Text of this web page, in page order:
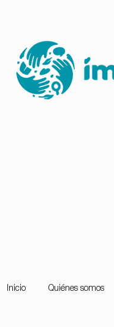
Inicio Quiénes somos